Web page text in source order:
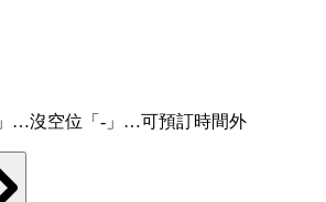
…沒空位「-」…可預訂時間外